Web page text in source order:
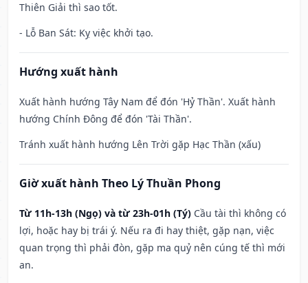
Thiên Giải thì sao tốt.
- Lỗ Ban Sát: Kỵ việc khởi tạo.
Hướng xuất hành
Xuất hành hướng Tây Nam để đón 'Hỷ Thần'. Xuất hành
hướng Chính Đông để đón 'Tài Thần'.
Tránh xuất hành hướng Lên Trời gặp Hạc Thần (xấu)
Giờ xuất hành Theo Lý Thuần Phong
Từ 11h-13h (Ngọ) và từ 23h-01h (Tý) Cầu tài thì không có
lợi, hoặc hay bị trái ý. Nếu ra đi hay thiệt, gặp nạn, việc
quan trọng thì phải đòn, gặp ma quỷ nên cúng tế thì mới
an.